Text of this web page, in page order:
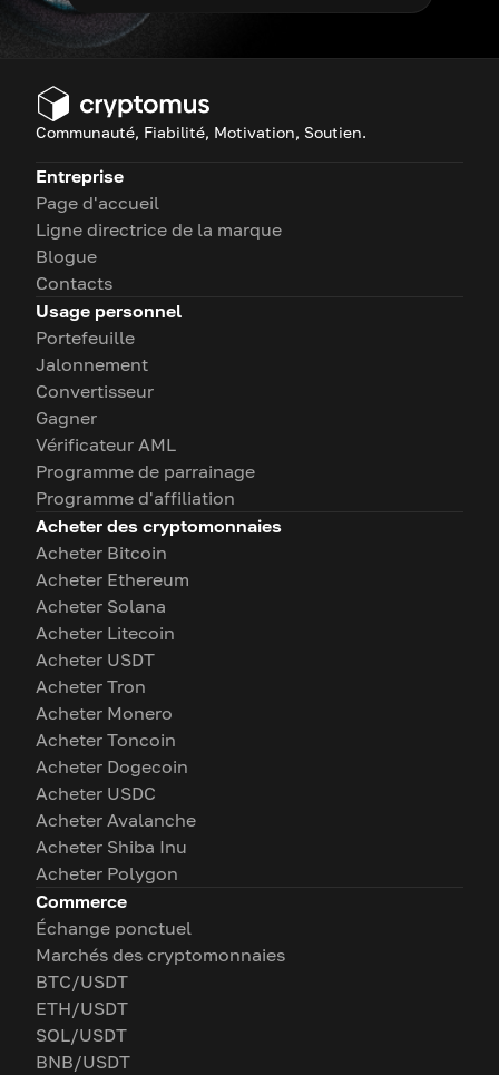
Communauté, Fiabilité, Motivation, Soutien.
Entreprise
Page d'accueil
Ligne directrice de la marque
Blogue
Contacts
Usage personnel
Portefeuille
Jalonnement
Convertisseur
Gagner
Vérificateur AML
Programme de parrainage
Programme d'affiliation
Acheter des cryptomonnaies
Acheter Bitcoin
Acheter Ethereum
Acheter Solana
Acheter Litecoin
Acheter USDT
Acheter Tron
Acheter Monero
Acheter Toncoin
Acheter Dogecoin
Acheter USDC
Acheter Avalanche
Acheter Shiba Inu
Acheter Polygon
Commerce
Échange ponctuel
Marchés des cryptomonnaies
BTC/USDT
ETH/USDT
SOL/USDT
BNB/USDT